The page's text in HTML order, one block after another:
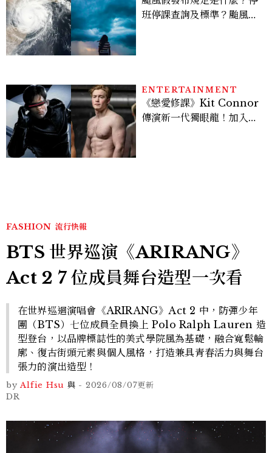
班停課查詢及標準？颱風假
ENTERTAINMENT
《戀愛修課》Kit Connor
傳演新一代獨眼龍！加入新
FASHION 流行快報
BTS 世界巡演《ARIRANG》
Act 2 7 位成員舞台造型一次看
在世界巡迴演唱會《ARIRANG》Act 2 中，防彈少年
團（BTS）七位成員全員換上 Polo Ralph Lauren 造
型登台，以品牌標誌性的美式學院風為基礎，融合寬鬆輪
廓、復古街頭元素與個人風格，打造兼具青春活力與舞台
張力的演出造型！
by Alfie Hsu 與 - 2026/08/07更新
DR